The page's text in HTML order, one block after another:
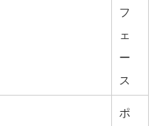
フ
ェ
ー
ス
ポ